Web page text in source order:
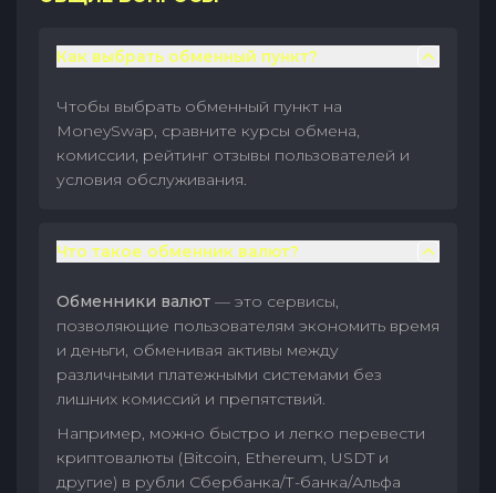
Как выбрать обменный пункт?
Чтобы выбрать обменный пункт на
MoneySwap, сравните курсы обмена,
комиссии, рейтинг отзывы пользователей и
условия обслуживания.
Что такое обменник валют?
Обменники валют — это сервисы,
позволяющие пользователям экономить время
и деньги, обменивая активы между
различными платежными системами без
лишних комиссий и препятствий.
Например, можно быстро и легко перевести
криптовалюты (Bitcoin, Ethereum, USDT и
другие) в рубли Сбербанка/Т-банка/Альфа